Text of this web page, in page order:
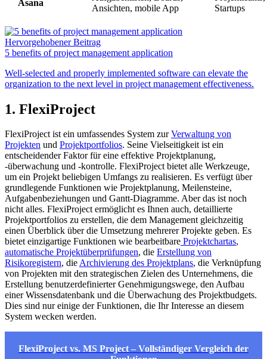
Asana
Ansichten, mobile App
Startups
Hervorgehobener Beitrag
5 benefits of project management application
Well-selected and properly implemented software can elevate the
organization to the next level in project management effectiveness.
1. FlexiProject
FlexiProject ist ein umfassendes System zurVerwaltung von
Projekten und Projektportfolios. Seine Vielseitigkeit ist ein
entscheidender Faktor für eine effektive Projektplanung,
-überwachung und -kontrolle. FlexiProject bietet alle Werkzeuge,
um ein Projekt beliebigen Umfangs zu realisieren. Es verfügt über
grundlegende Funktionen wie Projektplanung, Meilensteine,
Aufgabenbeziehungen und Gantt-Diagramme. Aber das ist noch
nicht alles. FlexiProject ermöglicht es Ihnen auch, detaillierte
Projektportfolios zu erstellen, die dem Management gleichzeitig
einen Überblick über die Umsetzung mehrerer Projekte geben. Es
bietet einzigartige Funktionen wie bearbeitbare Projektchartas,
automatische Projektüberprüfungen, die Erstellung von
Risikoregistern, dieArchivierung des Projektplans, die Verknüpfung
von Projekten mit den strategischen Zielen des Unternehmens, die
Erstellung benutzerdefinierter Genehmigungswege, den Aufbau
einer Wissensdatenbank und die Überwachung des Projektbudgets.
Dies sind nur einige der Funktionen, die Ihr Interesse an diesem
System wecken werden.
FlexiProject vs. MS Project – Vollständiger Vergleich der